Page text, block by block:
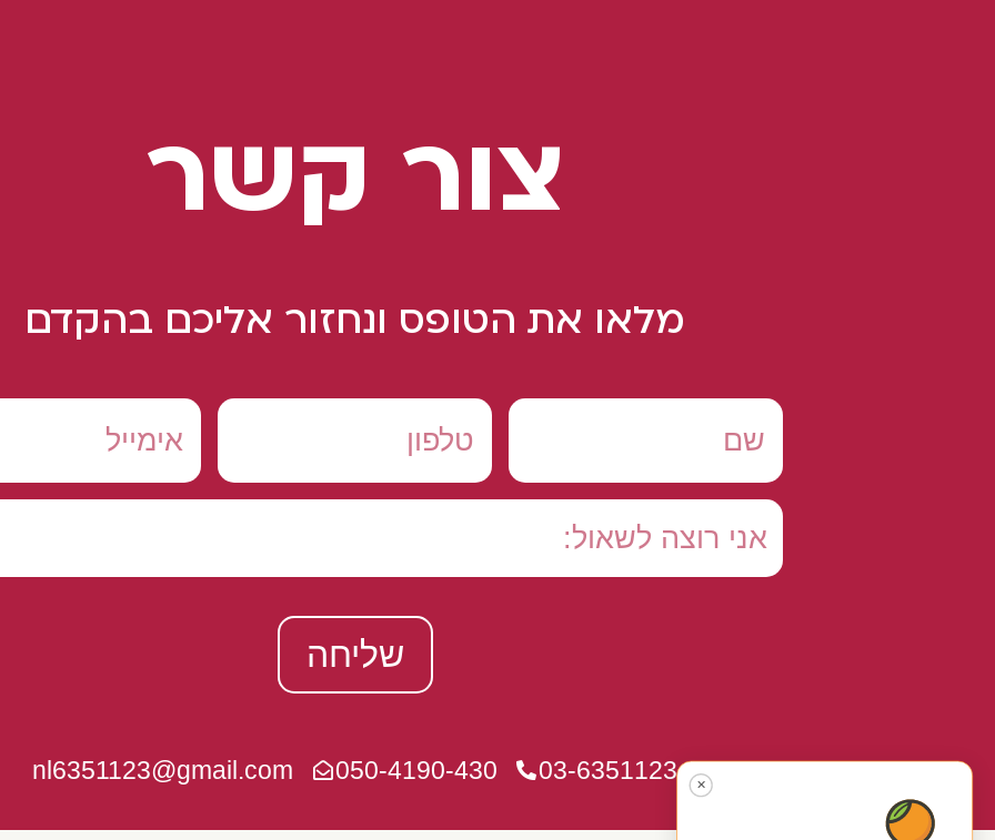
צור קשר
מלאו את הטופס ונחזור אליכם בהקדם
שליחה
03-6351123
050-4190-430
nl6351123@gmail.com
✕